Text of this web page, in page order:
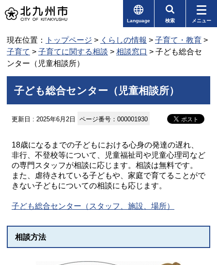
Language 検索 メニュー
現在位置： トップページ > くらしの情報 > 子育て・教育 >
子育て > 子育てに関する相談 > 相談窓口 > 子ども総合セ
ンター（児童相談所）
子ども総合センター（児童相談所）
更新日 : 2025年6月2日 ページ番号：000001930
18歳になるまでの子どもにおける心身の発達の遅れ、
非行、不登校等について、児童福祉司や児童心理司など
の専門スタッフが相談に応じます。相談は無料です。
また、虐待されている子どもや、家庭で育てることがで
きない子どもについての相談にも応じます。
子ども総合センター（スタッフ、施設、場所）
相談方法